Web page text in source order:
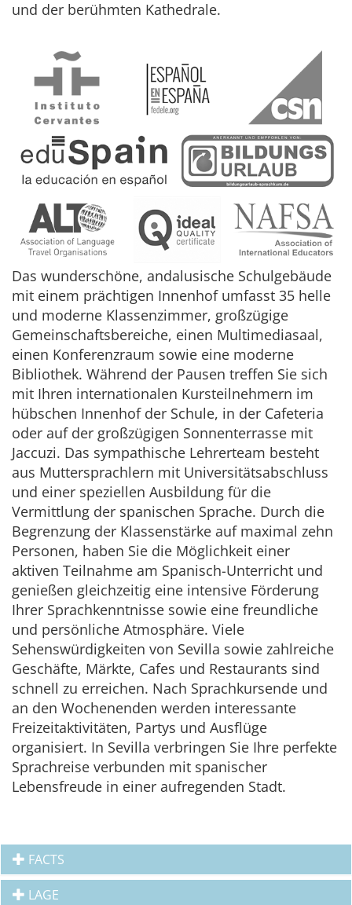
und der berühmten Kathedrale.
Das wunderschöne, andalusische Schulgebäude
mit einem prächtigen Innenhof umfasst 35 helle
und moderne Klassenzimmer, großzügige
Gemeinschaftsbereiche, einen Multimediasaal,
einen Konferenzraum sowie eine moderne
Bibliothek. Während der Pausen treffen Sie sich
mit Ihren internationalen Kursteilnehmern im
hübschen Innenhof der Schule, in der Cafeteria
oder auf der großzügigen Sonnenterrasse mit
Jaccuzi. Das sympathische Lehrerteam besteht
aus Muttersprachlern mit Universitätsabschluss
und einer speziellen Ausbildung für die
Vermittlung der spanischen Sprache. Durch die
Begrenzung der Klassenstärke auf maximal zehn
Personen, haben Sie die Möglichkeit einer
aktiven Teilnahme am Spanisch-Unterricht und
genießen gleichzeitig eine intensive Förderung
Ihrer Sprachkenntnisse sowie eine freundliche
und persönliche Atmosphäre. Viele
Sehenswürdigkeiten von Sevilla sowie zahlreiche
Geschäfte, Märkte, Cafes und Restaurants sind
schnell zu erreichen. Nach Sprachkursende und
an den Wochenenden werden interessante
Freizeitaktivitäten, Partys und Ausflüge
organisiert. In Sevilla verbringen Sie Ihre perfekte
Sprachreise verbunden mit spanischer
Lebensfreude in einer aufregenden Stadt.
FACTS
LAGE